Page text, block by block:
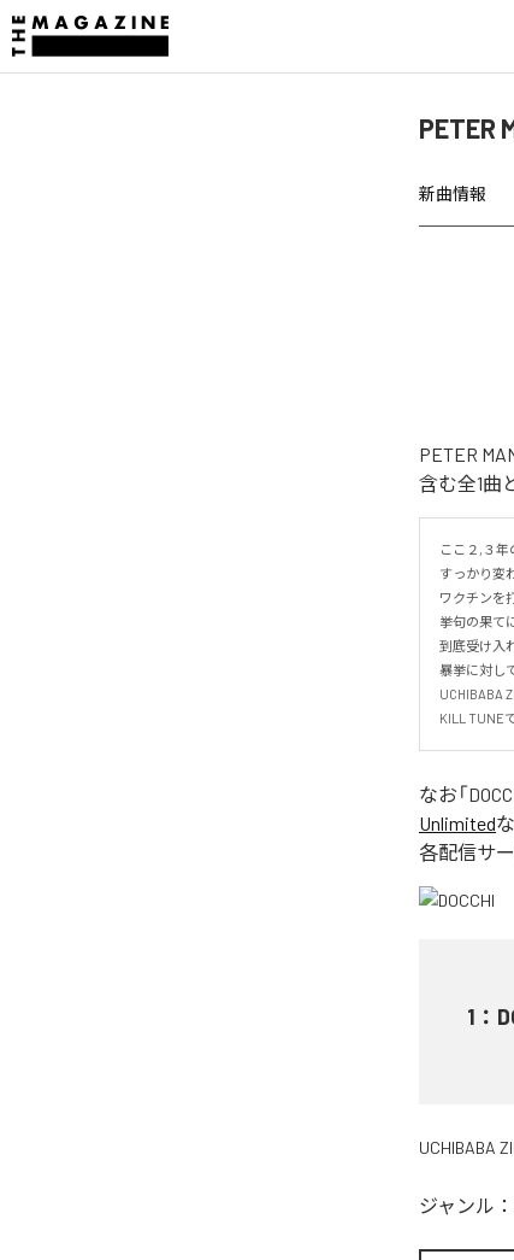
PETER
新曲情報
PETER
含む全1曲
ここ２,３年
すっかり変
ワクチンを
挙句の果て
到底受け入
暴挙に対し
UCHIBABA
KILL TUNE
なお「
Unlimited
各配信サ
1 ：
UCHIBABA
ジャンル：